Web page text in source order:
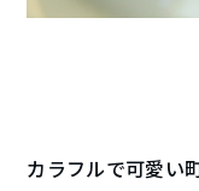
カラフルで可愛い